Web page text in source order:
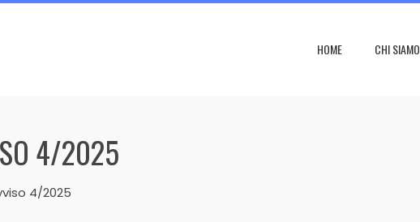
HOME CHI SIAMO
4/2025
4/2025